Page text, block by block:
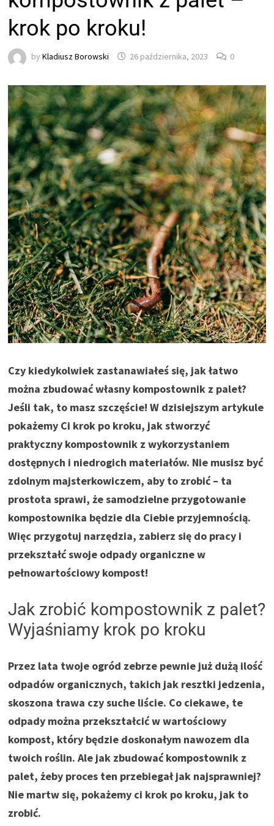
krok po kroku!
byKladiusz Borowski 26 października, 2023 0
Czy kiedykolwiek zastanawiałeś się, jak łatwo
można zbudować własny kompostownik z palet?
Jeśli tak, to masz szczęście! W dzisiejszym artykule
pokażemy Ci krok po kroku, jak stworzyć
praktyczny kompostownik z wykorzystaniem
dostępnych i niedrogich materiałów. Nie musisz być
zdolnym majsterkowiczem, aby to zrobić – ta
prostota sprawi, że samodzielne przygotowanie
kompostownika będzie dla Ciebie przyjemnością.
Więc przygotuj narzędzia, zabierz się do pracy i
przekształć swoje odpady organiczne w
pełnowartościowy kompost!
Jak zrobić kompostownik z palet?
Wyjaśniamy krok po kroku
Przez lata twoje ogród zebrze pewnie już dużą ilość
odpadów organicznych, takich jak resztki jedzenia,
skoszona trawa czy suche liście. Co ciekawe, te
odpady można przekształcić w wartościowy
kompost, który będzie doskonałym nawozem dla
twoich roślin. Ale jak zbudować kompostownik z
palet, żeby proces ten przebiegał jak najsprawniej?
Nie martw się, pokażemy ci krok po kroku, jak to
zrobić.